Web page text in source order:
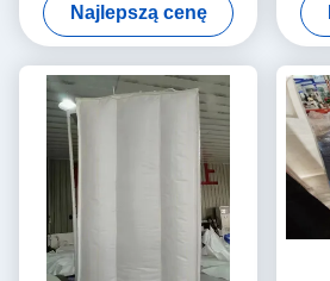
Najlepszą cenę